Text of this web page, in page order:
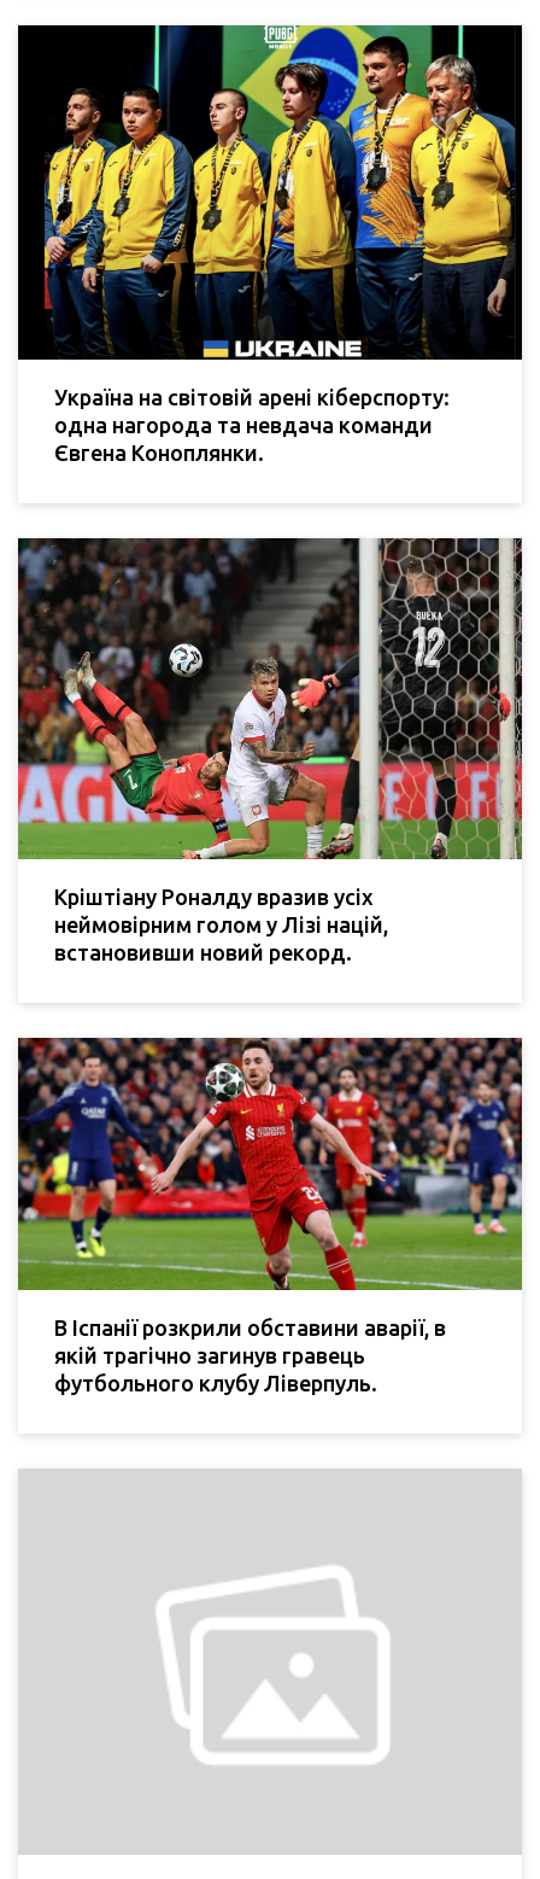
Україна на світовій арені кіберспорту:
одна нагорода та невдача команди
Євгена Коноплянки.
Кріштіану Роналду вразив усіх
неймовірним голом у Лізі націй,
встановивши новий рекорд.
В Іспанії розкрили обставини аварії, в
якій трагічно загинув гравець
футбольного клубу Ліверпуль.